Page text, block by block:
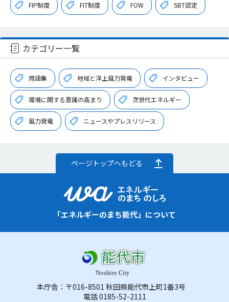
FIP制度 FIT制度 FOW SBT認定
カテゴリー一覧
用語集 地域と洋上風力発電 インタビュー
環境に関する意識の高まり 次世代エネルギー
風力発電 ニュースやプレスリリース
ページトップへもどる
「エネルギーのまち能代」について
本庁舎：〒016-8501 秋田県能代市上町1番3号
電話 0185-52-2111